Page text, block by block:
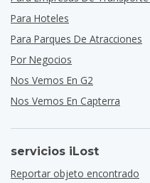
Para Hoteles
Para Parques De Atracciones
Por Negocios
Nos Vemos En G2
Nos Vemos En Capterra
servicios iLost
Reportar objeto encontrado